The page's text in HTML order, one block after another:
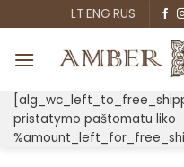
to
content
LT ENG RUS
pristatymo paštomatu liko